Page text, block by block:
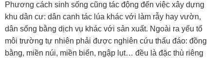
Phương cách sinh sống cũng tác động đến việc xây dựng
khu dân cư: dân canh tác lúa khác với làm rẫy hay vườn,
dân sống bằng dịch vụ khác với sản xuất. Ngoài ra yếu tố
môi trường tự nhiên phải được nghiên cứu thấu đáo: đồng
bằng, miền núi, miền biển, ngập lụt… đều là đặc thù riêng